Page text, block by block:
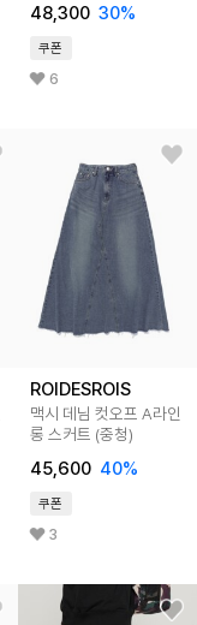
48,300 30%
쿠폰
6
ROIDESROIS
맥시 데님 컷오프 A라인
롱 스커트 (중청)
45,600 40%
쿠폰
3